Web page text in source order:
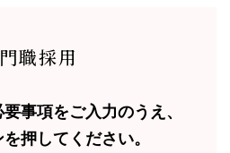
職採用
事項をご入力のうえ、
押してください。